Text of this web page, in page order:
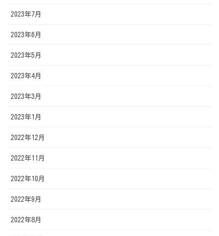
2023年7月
2023年6月
2023年5月
2023年4月
2023年3月
2023年1月
2022年12月
2022年11月
2022年10月
2022年9月
2022年8月